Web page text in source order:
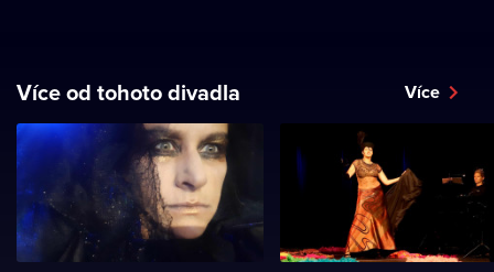
Více od tohoto divadla Více